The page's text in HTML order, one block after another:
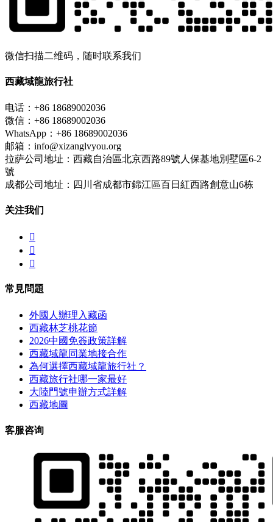
微信扫描二维码，随时联系我们
西藏域龍旅行社
电话：+86 18689002036
微信：+86 18689002036
WhatsApp：+86 18689002036
邮箱：info@xizanglvyou.org
拉萨公司地址：西藏自治區北京西路89號人保基地別墅區6-2
號
成都公司地址：四川省成都市錦江區百日紅西路創意山6栋
关注我们



常見問題
外國人辦理入藏函
西藏林芝桃花節
2026中國免簽政策詳解
西藏域龍同業地接合作
為何選擇西藏域龍旅行社？
西藏旅行社哪一家最好
大陸門號申辦方式詳解
西藏地圖
客服咨询